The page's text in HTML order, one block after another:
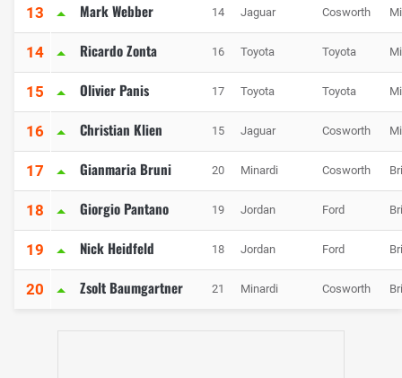
13 Mark Webber 14 Jaguar Cosworth
14 Ricardo Zonta 16 Toyota Toyota
15 Olivier Panis 17 Toyota Toyota
16 Christian Klien 15 Jaguar Cosworth
17 Gianmaria Bruni 20 Minardi Cosworth
18 Giorgio Pantano 19 Jordan Ford
19 Nick Heidfeld 18 Jordan Ford
20 Zsolt Baumgartner 21 Minardi Cosworth